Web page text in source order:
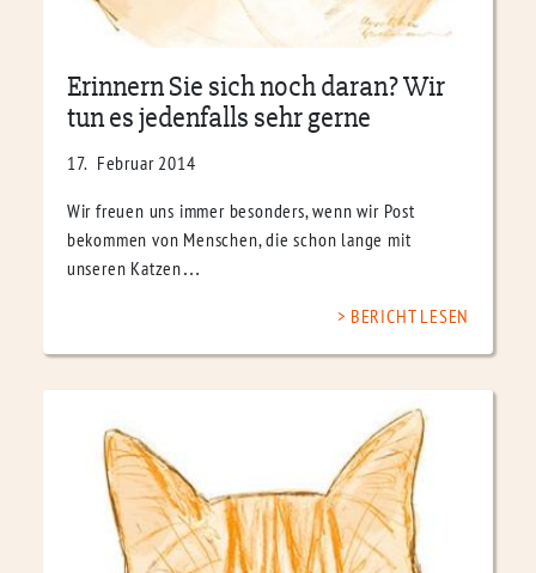
Erinnern Sie sich noch daran? Wir
tun es jedenfalls sehr gerne
17. Februar 2014
Wir freuen uns immer besonders, wenn wir Post
bekommen von Menschen, die schon lange mit
unseren Katzen…
BERICHT LESEN